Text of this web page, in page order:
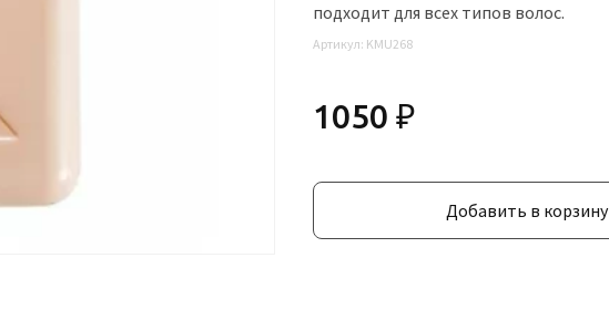
подходит для всех типов волос.
Артикул: KMU268
1050 ₽
Добавить в корзину